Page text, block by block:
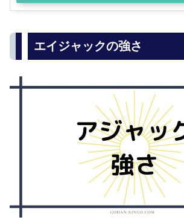
エイジャックの強さ